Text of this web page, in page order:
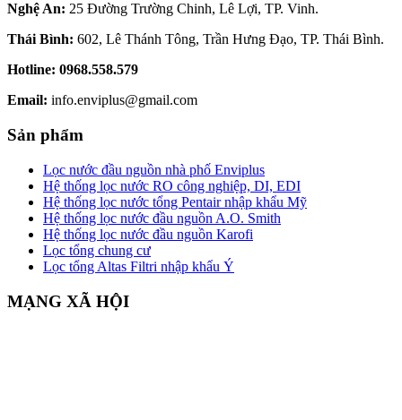
Nghệ An: 25 Đường Trường Chinh, Lê Lợi, TP. Vinh.
Thái Bình: 602, Lê Thánh Tông, Trần Hưng Đạo, TP. Thái Bình.
Hotline: 0968.558.579
Email: info.enviplus@gmail.com
Sản phẩm
Lọc nước đầu nguồn nhà phố Enviplus
Hệ thống lọc nước RO công nghiệp, DI, EDI
Hệ thống lọc nước tổng Pentair nhập khẩu Mỹ
Hệ thống lọc nước đầu nguồn A.O. Smith
Hệ thống lọc nước đầu nguồn Karofi
Lọc tổng chung cư
Lọc tổng Altas Filtri nhập khẩu Ý
MẠNG XÃ HỘI